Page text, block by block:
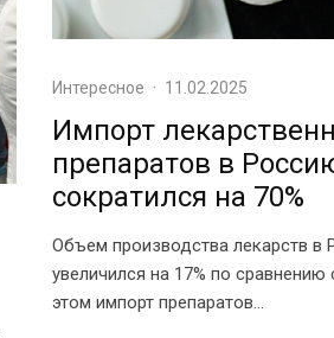
Интересное · 11.02.2025
Импорт
препаратов в
сократился на 70%
Объем производства лекарств в
увеличился на 17% по
этом импорт препаратов...